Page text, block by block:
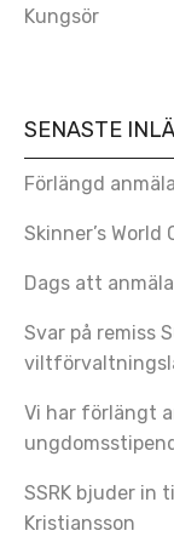
Kungsör
SENASTE
Förlängd
Skinner’s World
Dags att
Svar på remiss
Vi har förlängt
SSRK bjuder in
Kristiansson